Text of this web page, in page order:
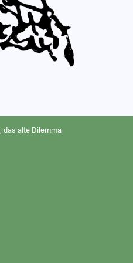
das alte Dilemma